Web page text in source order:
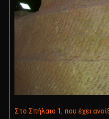
Στο Σπήλαιο 1, που έχει